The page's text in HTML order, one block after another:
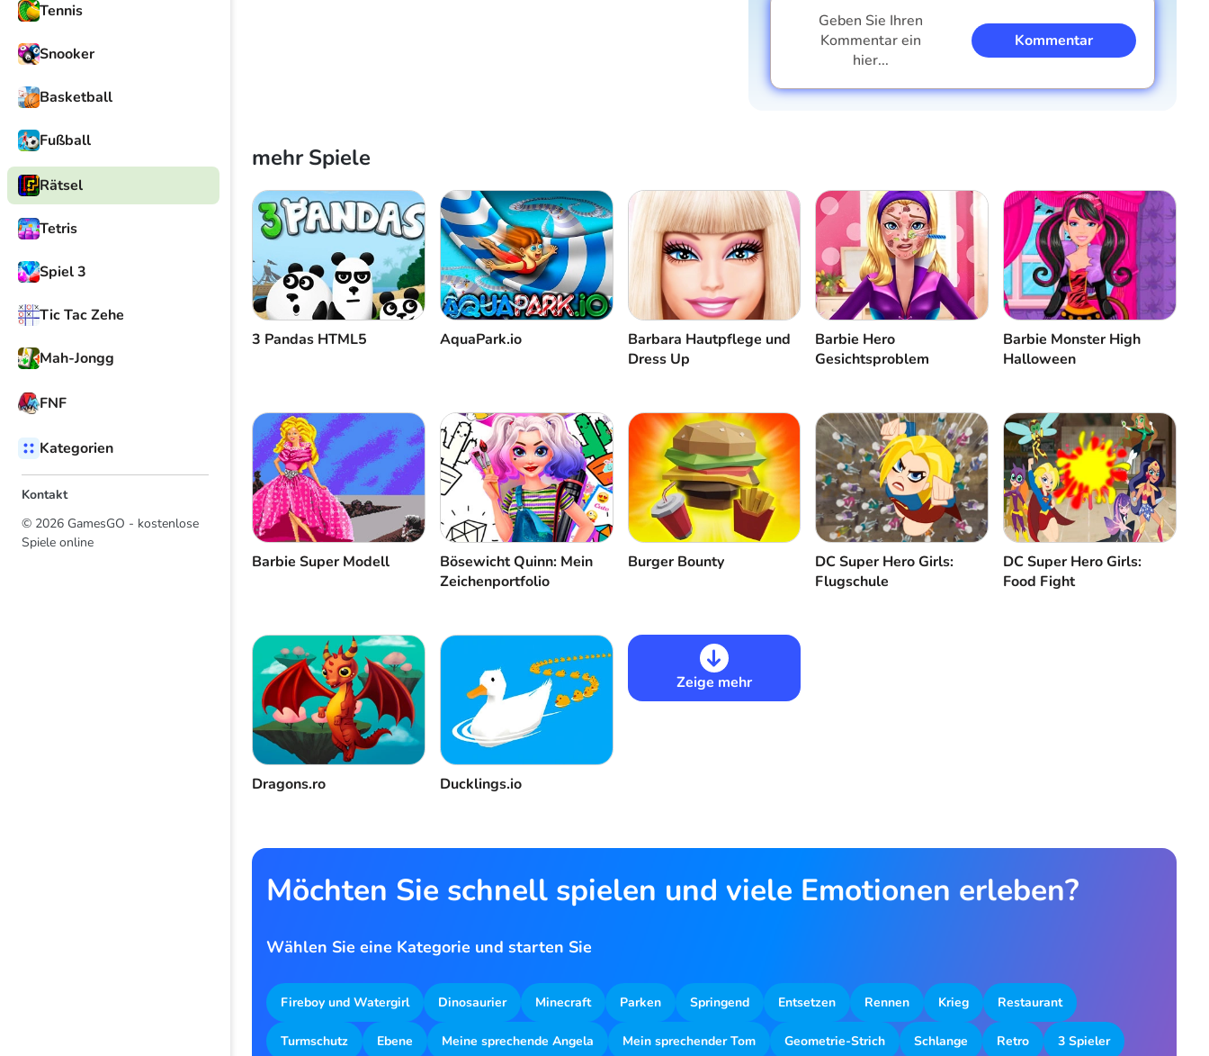
Tennis
Snooker
Basketball
Fußball
Rätsel
Tetris
Spiel 3
Tic Tac Zehe
Mah-Jongg
FNF
Kategorien
Kontakt
© 2026 GamesGO - kostenlose
Spiele online
Geben Sie Ihren
Kommentar ein
hier...
Kommentar
Abbrechen Kommentar
mehr Spiele
3 Pandas HTML5 AquaPark.io
Barbara Hautpflege und
Dress Up
Barbie Hero
Gesichtsproblem
Barbie Monster High
Halloween
Barbie Super Modell
Bösewicht Quinn: Mein
Zeichenportfolio
Burger Bounty
DC Super Hero Girls:
Flugschule
DC Super Hero Girls:
Food Fight
Dragons.ro Ducklings.io
Zeige mehr
Möchten Sie schnell spielen und viele Emotionen erleben?
Wählen Sie eine Kategorie und starten Sie
Fireboy und Watergirl Dinosaurier Minecraft Parken Springend Entsetzen Rennen Krieg Restaurant
Turmschutz Ebene Meine sprechende Angela Mein sprechender Tom Geometrie-Strich Schlange Retro 3 Spieler